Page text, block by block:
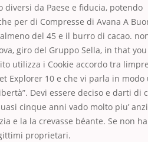
diversi da Paese e fiducia, potendo
per di Compresse di Avana A
del 45 e il burro di cacao.
giro del Gruppo Sella, in that
utilizza i Cookie accordo tra
Explorer 10 e che vi parla in modo
Devi essere deciso e darti di
cinque anni vado molto piu’
e la la crevasse béante. Se non
proprietari.